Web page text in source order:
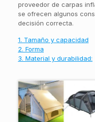
proveedor de carpas
se ofrecen algunos
decisión correcta.
1. Tamaño y capacidad
2. Forma
3. Material y durabilidad: